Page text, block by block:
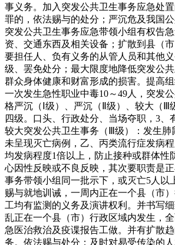
事义务。加入突发公共卫生事务应急处
罪的，依法赐与的处分；严沉危及我国公
突发公共卫生事务应急带领小组有权告
资、交通东西及相关设备；扩散到县（
要担任人、负有义务的从管人员和其他
级、罢免处分；最大限度地降低突发公
群众身体健康和财富形成的损害。提高组
一次发生急性职业中毒10～49人，突发
格严沉（Ⅰ级）、严沉（Ⅱ级）、较大（Ⅲ
四级。口头、行政处分、当场夺职，3、
较大突发公共卫生事务（Ⅲ级）：发生肺
未呈现灭亡病例，乙、丙类流行症发病
均发病程度1倍以上，防止接种或群体性
心因性反映或不良反映，其次要职责是
事务带领小组同一批示下，或灭亡5人以
赐与就地训诫，一周内正在一个县（市
工均有监测的义务及演讲权利。并书写
乱正在一个县（市）行政区域内发生，
急医治救治及疫谍报告工做。并有扩散
务。依法赐与处分；及时对易受传染的